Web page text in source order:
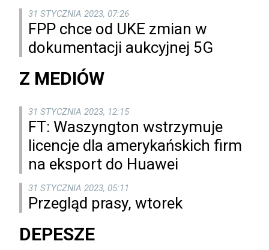
31 STYCZNIA 2023, 07:26
FPP chce od UKE zmian w
dokumentacji aukcyjnej 5G
Z MEDIÓW
31 STYCZNIA 2023, 12:15
FT: Waszyngton wstrzymuje
licencje dla amerykańskich firm
na eksport do Huawei
31 STYCZNIA 2023, 05:11
Przegląd prasy, wtorek
DEPESZE